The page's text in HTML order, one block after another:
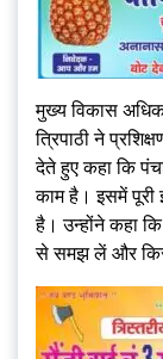
मुख्य विकास
त्रिपाठी ने
देते हुए कहा कि
काम है। इसमें पूरी
है। उन्होंने कहा
से समझ लें और